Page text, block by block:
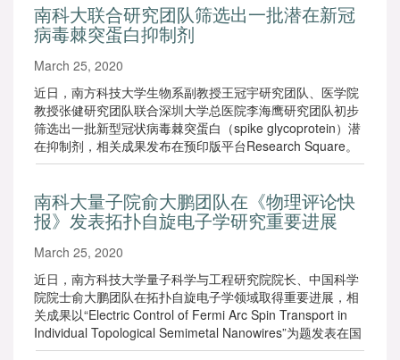
南科大联合研究团队筛选出一批潜在新冠
病毒棘突蛋白抑制剂
March 25, 2020
近日，南方科技大学生物系副教授王冠宇研究团队、医学院
教授张健研究团队联合深圳大学总医院李海鹰研究团队初步
筛选出一批新型冠状病毒棘突蛋白（spike glycoprotein）潜
在抑制剂，相关成果发布在预印版平台Research Square。
南科大量子院俞大鹏团队在《物理评论快
报》发表拓扑自旋电子学研究重要进展
March 25, 2020
近日，南方科技大学量子科学与工程研究院院长、中国科学
院院士俞大鹏团队在拓扑自旋电子学领域取得重要进展，相
关成果以“Electric Control of Fermi Arc Spin Transport in
Individual Topological Semimetal Nanowires”为题发表在国
际权威物理学期刊《物理评论快报》（Physical Review